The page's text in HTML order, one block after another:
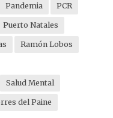
Pandemia PCR
Puerto Natales
Ramón Lobos
Salud Mental
del Paine